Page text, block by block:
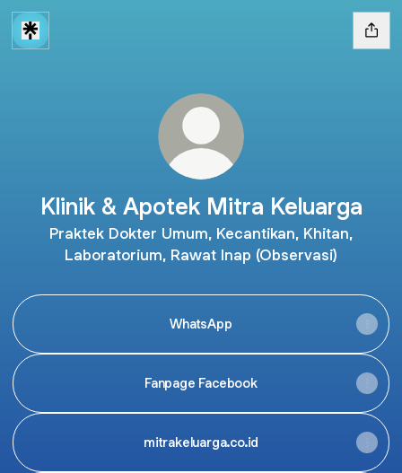
Klinik & Apotek Mitra Keluarga
Praktek Dokter Umum, Kecantikan, Khitan,
Laboratorium, Rawat Inap (Observasi)
WhatsApp
Fanpage Facebook
mitrakeluarga.co.id